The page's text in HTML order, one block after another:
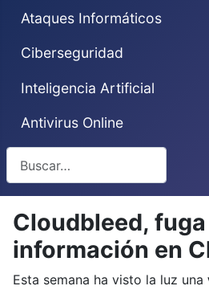
Ataques Informáticos
Ciberseguridad
Inteligencia Artificial
Antivirus Online
Cloudbleed,
información en
Esta semana ha visto la luz una